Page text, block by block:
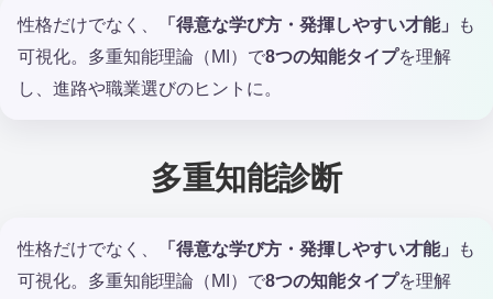
性格だけでなく、 「得意な学び方・発揮しやすい才能」
も
可視化。多重知能理論（MI）で8つの知能タイプを理解
し、進路や職業選びのヒントに。
多重知能診断
性格だけでなく、 「得意な学び方・発揮しやすい才能」
も
可視化。多重知能理論（MI）で8つの知能タイプを理解